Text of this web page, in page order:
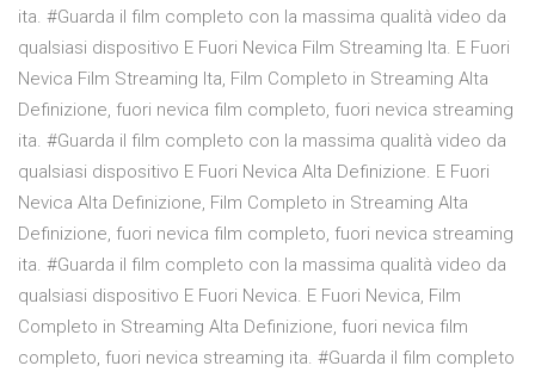
ita. #Guarda il film completo con la massima qualità video da
qualsiasi dispositivo E Fuori Nevica Film Streaming Ita. E Fuori
Nevica Film Streaming Ita, Film Completo in Streaming Alta
Definizione, fuori nevica film completo, fuori nevica streaming
ita. #Guarda il film completo con la massima qualità video da
qualsiasi dispositivo E Fuori Nevica Alta Definizione. E Fuori
Nevica Alta Definizione, Film Completo in Streaming Alta
Definizione, fuori nevica film completo, fuori nevica streaming
ita. #Guarda il film completo con la massima qualità video da
qualsiasi dispositivo E Fuori Nevica. E Fuori Nevica, Film
Completo in Streaming Alta Definizione, fuori nevica film
completo, fuori nevica streaming ita. #Guarda il film completo